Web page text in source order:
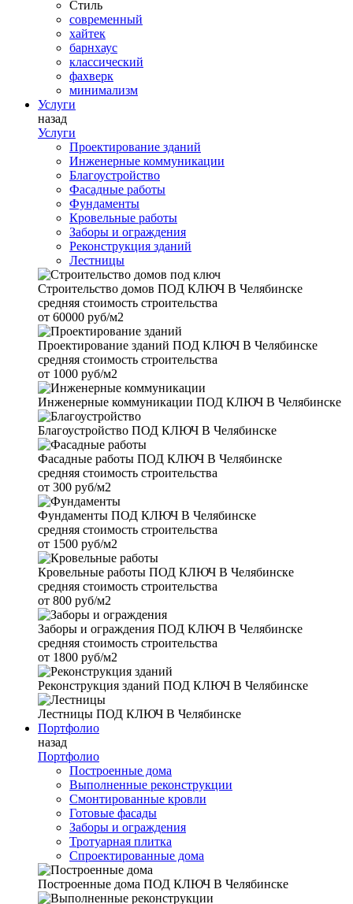
Стиль
современный
хайтек
барнхаус
классический
фахверк
минимализм
Услуги
назад
Услуги
Проектирование зданий
Инженерные коммуникации
Благоустройство
Фасадные работы
Фундаменты
Кровельные работы
Заборы и ограждения
Реконструкция зданий
Лестницы
Строительство домов ПОД КЛЮЧ В Челябинске
средняя стоимость строительства
от 60000 руб/м2
Проектирование зданий ПОД КЛЮЧ В Челябинске
средняя стоимость строительства
от 1000 руб/м2
Инженерные коммуникации ПОД КЛЮЧ В Челябинске
Благоустройство ПОД КЛЮЧ В Челябинске
Фасадные работы ПОД КЛЮЧ В Челябинске
средняя стоимость строительства
от 300 руб/м2
Фундаменты ПОД КЛЮЧ В Челябинске
средняя стоимость строительства
от 1500 руб/м2
Кровельные работы ПОД КЛЮЧ В Челябинске
средняя стоимость строительства
от 800 руб/м2
Заборы и ограждения ПОД КЛЮЧ В Челябинске
средняя стоимость строительства
от 1800 руб/м2
Реконструкция зданий ПОД КЛЮЧ В Челябинске
Лестницы ПОД КЛЮЧ В Челябинске
Портфолио
назад
Портфолио
Построенные дома
Выполненные реконструкции
Смонтированные кровли
Готовые фасады
Заборы и ограждения
Тротуарная плитка
Спроектированные дома
Построенные дома ПОД КЛЮЧ В Челябинске